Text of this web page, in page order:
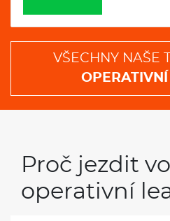
VŠECHNY NAŠE
Proč jezdit
operativní